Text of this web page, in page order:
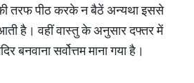
की तरफ पीठ करके न बैठें अन्यथा इससे
है। वहीं वास्तु के अनुसार दफ्तर में
बनवाना सर्वोत्तम माना गया है।